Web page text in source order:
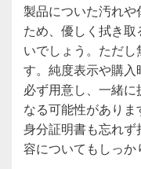
製品についた汚れ
ため、優しく拭き
いでしょう。ただ
す。純度表示や購
必ず用意し、一緒
なる可能性があり
身分証明書も忘れ
容についてもしっか